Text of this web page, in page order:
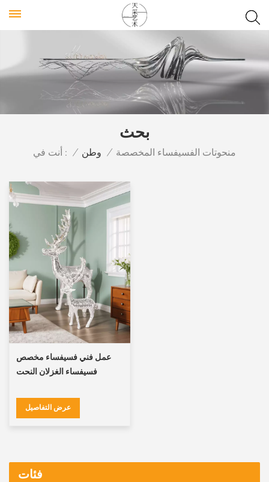
بحث
أنت في : / وطن / منحوتات الفسيفساء المخصصة
عمل فني فسيفساء مخصص
فسيفساء الغزلان النحت
عرض التفاصيل
فئات